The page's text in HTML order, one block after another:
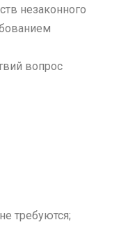
незаконного
вопрос
требуются;